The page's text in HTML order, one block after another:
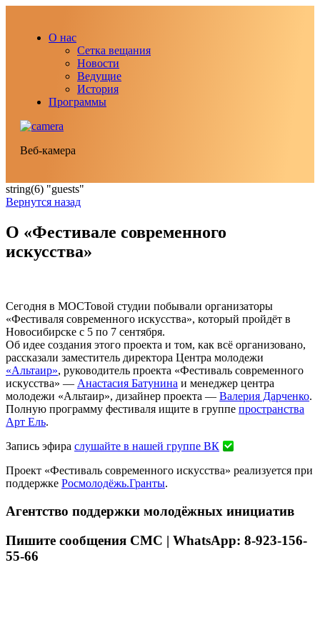
О нас
Сетка вещания
Новости
Ведущие
История
Программы
Веб-камера
string(6) "guests"
Вернутся назад
О «Фестивале современного
искусства»
Сегодня в МОСТовой студии побывали организаторы
«Фестиваля современного искусства», который пройдёт в
Новосибирске с 5 по 7 сентября.
Об идее создания этого проекта и том, как всё организовано,
рассказали заместитель директора Центра молодежи
«Альтаир», руководитель проекта «Фестиваль современного
искусства» — Анастасия Батунина и менеджер центра
молодежи «Альтаир», дизайнер проекта — Валерия Дарченко.
Полную программу фестиваля ищите в группе пространства
Арт Ель.
Запись эфира слушайте в нашей группе ВК
Проект «Фестиваль современного искусства» реализуется при
поддержке Росмолодёжь.Гранты.
Агентство поддержки молодёжных инициатив
Пишите сообщения СМС | WhatsApp: 8-923-156-
55-66